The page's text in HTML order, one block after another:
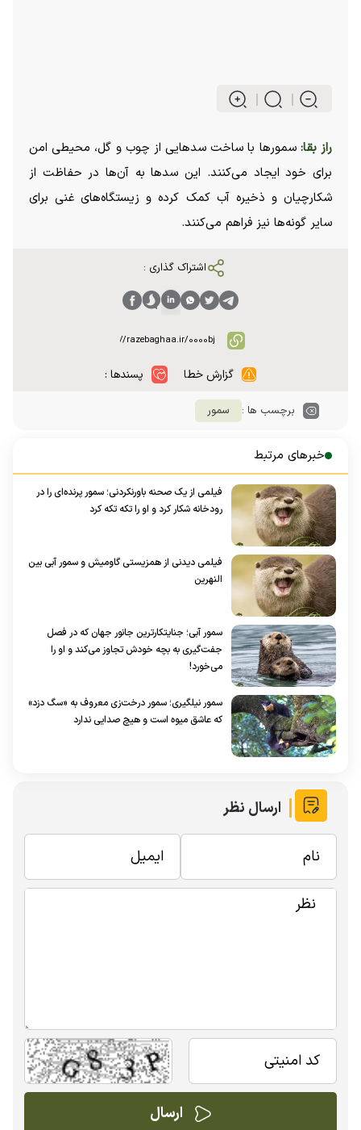
راز بقا: سمورها با ساخت سدهایی از چوب و گل، محیطی امن
برای خود ایجاد می‌کنند. این سدها به آن‌ها در حفاظت از
شکارچیان و ذخیره آب کمک کرده و زیستگاه‌های غنی برای
سایر گونه‌ها نیز فراهم می‌کنند.
اشتراک گذاری :
گزارش خطا پسندها :
برچسب ها : سمور
خبرهای مرتبط
فیلمی از یک صحنه باورنکردنی؛ سمور پرنده‌ای را در
رودخانه شکار کرد و او را تکه تکه کرد
فیلمی دیدنی از همزیستی گاومیش و سمور آبی بین
النهرین
سمور‌ آبی؛ جنایتکارترین جانور جهان که در فصل
جفت‌گیری به بچه خودش تجاوز می‌کند و او را
می‌خورد!
سمور نیلگیری؛ سمور درخت‌زی معروف به «سگ دزد»
که عاشق میوه است و هیچ صدایی ندارد
ارسال نظر